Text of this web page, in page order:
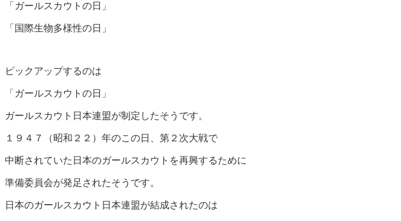
「ガールスカウトの日」
「国際生物多様性の日」
ピックアップするのは
「ガールスカウトの日」
ガールスカウト日本連盟が制定したそうです。
１９４７（昭和２２）年のこの日、第２次大戦で
中断されていた日本のガールスカウトを再興するために
準備委員会が発足されたそうです。
日本のガールスカウト日本連盟が結成されたのは